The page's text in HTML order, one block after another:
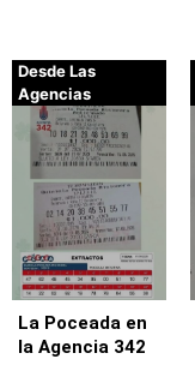
Desde Las
Agencias
La Poceada en
la Agencia 342